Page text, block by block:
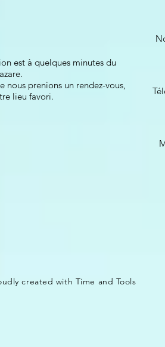
est à quelques minutes du
nous prenions un rendez-vous,
lieu favori.
created with Time and Tools